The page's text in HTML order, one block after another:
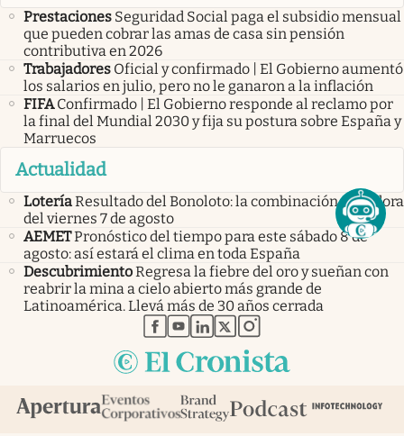
Prestaciones Seguridad Social paga el subsidio mensual
que pueden cobrar las amas de casa sin pensión
contributiva en 2026
Trabajadores Oficial y confirmado | El Gobierno aumentó
los salarios en julio, pero no le ganaron a la inflación
FIFA Confirmado | El Gobierno responde al reclamo por
la final del Mundial 2030 y fija su postura sobre España y
Marruecos
Actualidad
LoteríaResultado del Bonoloto: la combinación ganadora
del viernes 7 de agosto
AEMETPronóstico del tiempo para este sábado 8 de
agosto: así estará el clima en toda España
DescubrimientoRegresa la fiebre del oro y sueñan con
reabrir la mina a cielo abierto más grande de
Latinoamérica. Llevá más de 30 años cerrada
abre en nueva pestaña
abre en nueva pestaña
abre en nueva pestaña
abre en nueva pestaña
abre en nueva pestaña